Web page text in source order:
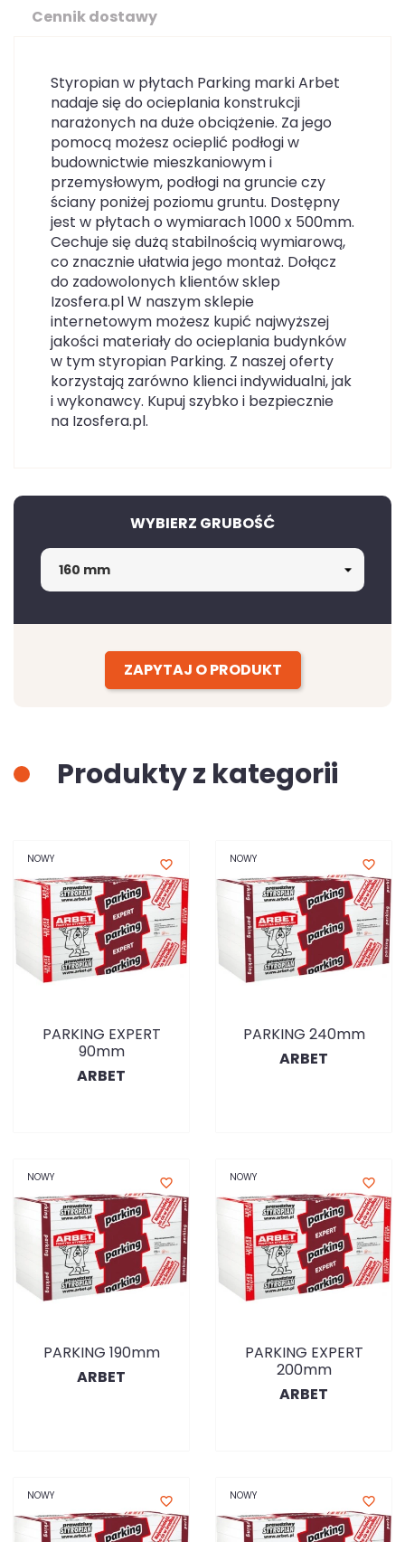
Cennik dostawy
Styropian w płytach Parking marki Arbet
nadaje się do ocieplania konstrukcji
narażonych na duże obciążenie. Za jego
pomocą możesz ocieplić podłogi w
budownictwie mieszkaniowym i
przemysłowym, podłogi na gruncie czy
ściany poniżej poziomu gruntu. Dostępny
jest w płytach o wymiarach 1000 x 500mm.
Cechuje się dużą stabilnością wymiarową,
co znacznie ułatwia jego montaż. Dołącz
do zadowolonych klientów sklep
Izosfera.pl W naszym sklepie
internetowym możesz kupić najwyższej
jakości materiały do ocieplania budynków
w tym styropian Parking. Z naszej oferty
korzystają zarówno klienci indywidualni, jak
i wykonawcy. Kupuj szybko i bezpiecznie
na Izosfera.pl.
WYBIERZ GRUBOŚĆ
ZAPYTAJ O PRODUKT
Produkty z kategorii
NOWY favorite_border
PARKING EXPERT
90mm
ARBET
NOWY favorite_border
PARKING 240mm
ARBET
NOWY favorite_border
PARKING 190mm
ARBET
NOWY favorite_border
PARKING EXPERT
200mm
ARBET
NOWY favorite_border NOWY favorite_border